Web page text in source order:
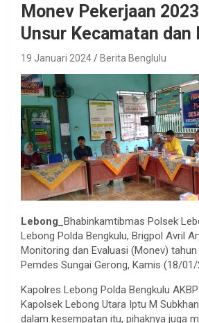
Monev Pekerjaan
Unsur Kecamatan dan
19 Januari 2024 Berita Benglulu
Lebong_ Bhabinkamtibmas Polsek
Lebong Polda Bengkulu, Brigpol Avril
Monitoring dan Evaluasi (Monev)
Pemdes Sungai Gerong, Kamis (18/01/
Kapolres Lebong Polda Bengkulu
Kapolsek Lebong Utara Iptu M
dalam kesempatan itu, pihaknya juga